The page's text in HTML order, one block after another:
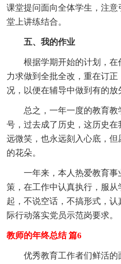
课堂提问面向全体学生，注
堂上讲练结合。
五、我的作业
根据学期开始的计划，在
力求做到全批全改，重在订
况，以便在辅导中做到有的放
总之，一年一度的教育教
号，过去成了历史，这历史
远微笑，也永远刻入心底，
的花朵。
一年来，本人热爱教育事
策，在工作中认真执行，服
起，不说空话，不搞形式，
际行动落实党员示范岗要求。
教师的年终总结 篇6
优秀教育工作者们鲜活的